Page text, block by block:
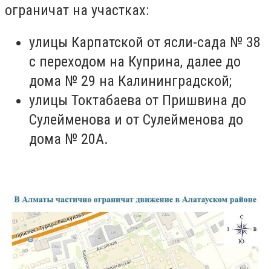
ограничат на участках:
улицы Карпатской от ясли-сада № 38
с переходом на Куприна, далее до
дома № 29 на Калининградской;
улицы Токтабаева от Пришвина до
Сулейменова и от Сулейменова до
дома № 20А.